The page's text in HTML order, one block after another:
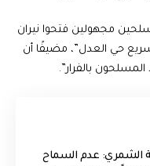
مجهولين فتحوا نيران
حي العدل”، مضيفًا أن
بالفرار”.
الشمري: عدم السماح